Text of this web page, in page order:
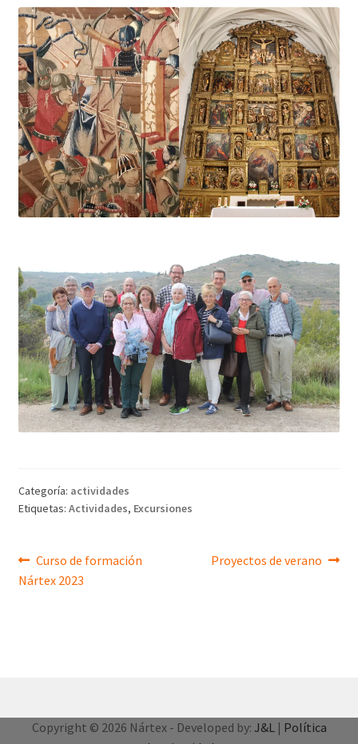
Categoría: actividades
Etiquetas: Actividades, Excursiones
Navegación
de
Anterior:
Curso de formación
Nártex 2023
Siguiente:
Proyectos de verano
Copyright © 2026 Nártex - Developed by: J&L| Política